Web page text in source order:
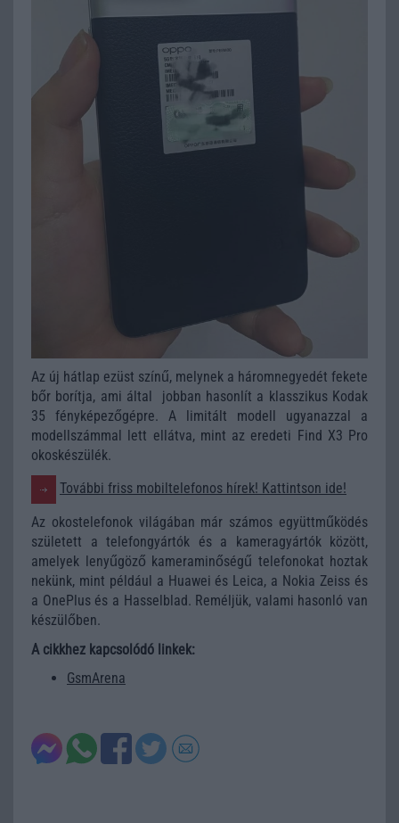
Az új hátlap ezüst színű, melynek a háromnegyedét fekete
bőr borítja, ami által jobban hasonlít a klasszikus Kodak
35 fényképezőgépre. A limitált modell ugyanazzal a
modellszámmal lett ellátva, mint az eredeti Find X3 Pro
okoskészülék.
További friss mobiltelefonos hírek! Kattintson ide!
Az okostelefonok világában már számos együttműködés
született a telefongyártók és a kameragyártók között,
amelyek lenyűgöző kameraminőségű telefonokat hoztak
nekünk, mint például a Huawei és Leica, a Nokia Zeiss és
a OnePlus és a Hasselblad. Reméljük, valami hasonló van
készülőben.
A cikkhez kapcsolódó linkek:
GsmArena